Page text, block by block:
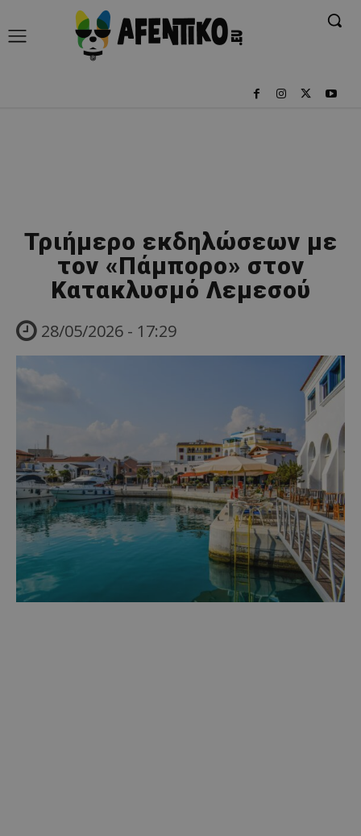
Τριήμερο εκδηλώσεων με
τον «Πάμπορο» στον
Κατακλυσμό Λεμεσού
28/05/2026 - 17:29